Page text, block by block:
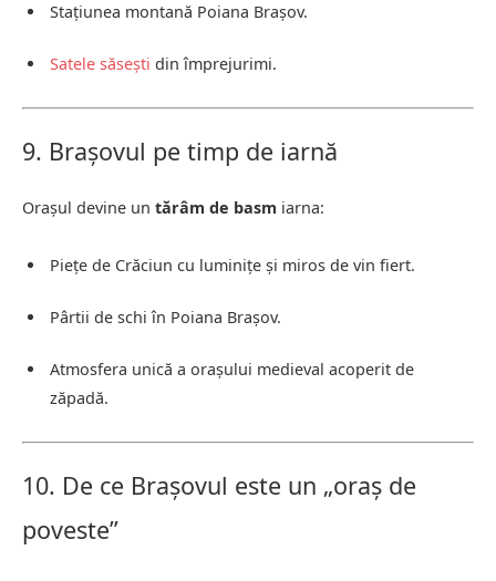
Stațiunea montană Poiana Brașov.
Satele săsești din împrejurimi.
9. Brașovul pe timp de iarnă
Orașul devine un tărâm de basm iarna:
Piețe de Crăciun cu luminițe și miros de vin fiert.
Pârtii de schi în Poiana Brașov.
Atmosfera unică a orașului medieval acoperit de
zăpadă.
10. De ce Brașovul este un „oraș de
poveste”